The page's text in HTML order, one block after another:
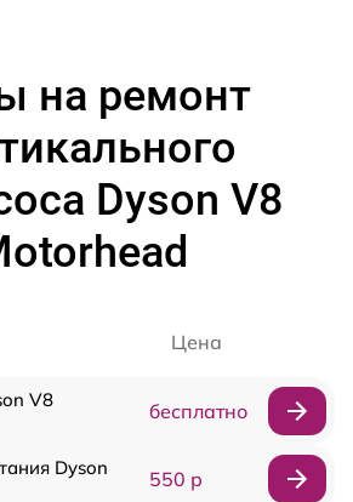
на ремонт
Dyson V8
Цена
V8
бесплатно
Dyson
550 р